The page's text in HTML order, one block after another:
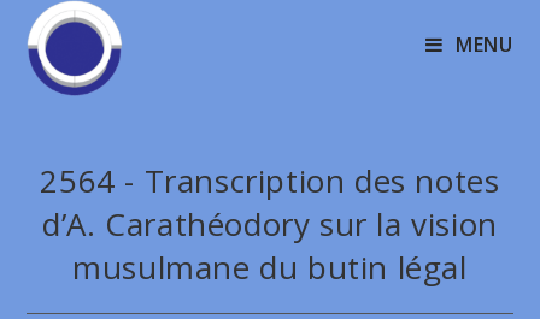
MENU
2564 - Transcription des notes
d’A. Carathéodory sur la vision
musulmane du butin légal